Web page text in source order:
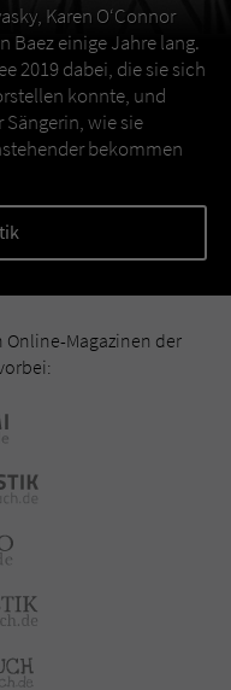
Karen O‘Connor
Baez einige Jahre lang.
2019 dabei, die sie sich
konnte, und
wie sie
bekommen
Online-Magazinen der